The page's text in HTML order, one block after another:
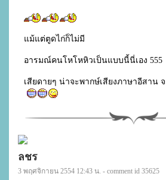
แม้แต่ตูดไก่ก็ไม่มี
อารมณ์คนโหโหหิวเป็นแบบนี้นี่เอง 555
เสียดายๆ น่าจะพากษ์เสียงภาษาอีสาน
ลชร
3 พฤศจิกายน 2554 12:43 น. - comment id 35625